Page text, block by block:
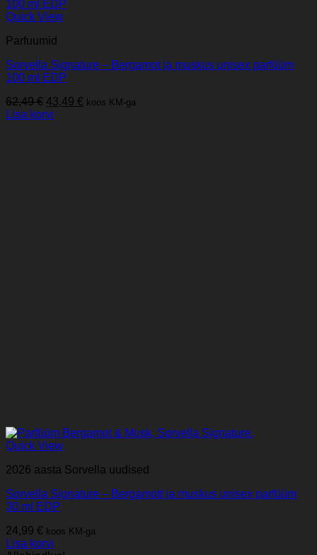
Quick View
Parfuumid
Sorvella Signature – Bergamot ja muskus unisex parfüüm
100 ml EDP
62,49€ Algne
hind
43,49 € Praegune
koos KM-ga
Lisa korvi
Quick View
2026 aasta Sorvella uudised
Sorvella Signature – Bergamott ja muskus unisex parfüüm
30 ml EDP
24,99 € koos KM-ga
Lisa korvi